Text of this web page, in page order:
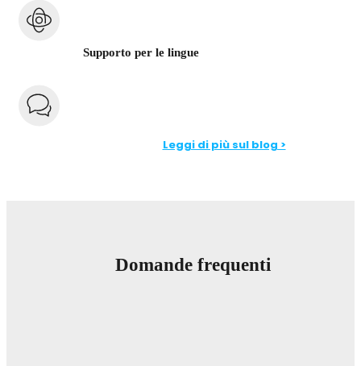
Supporto per le lingue
Leggi di più sul blog >
Domande frequenti